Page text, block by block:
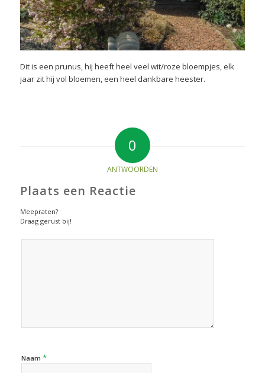
Dit is een prunus, hij heeft heel veel wit/roze bloempjes, elk
jaar zit hij vol bloemen, een heel dankbare heester.
0
ANTWOORDEN
Plaats een Reactie
Meepraten?
Draag gerust bij!
Naam *